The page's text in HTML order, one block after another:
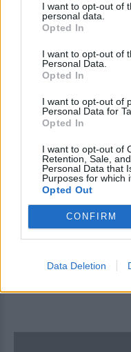
I want to opt-out of
personal data.
Opted In
I want to opt-out of
Personal Data.
Opted In
I want to opt-out of
Personal Data for
Opted In
I want to opt-out of
Retention, Sale,
Personal Data that
Purposes for which
Opted Out
CONFIRM
Data Deletion
Θρήνος στην
δίδυμων κοριτσιών
ΠΡΙΝ 418 ΕΒΔΟΜΆΔΕΣ
ΕΛΛΆΔΑ
Στους 10 οι
Ένας εγκαυματίας